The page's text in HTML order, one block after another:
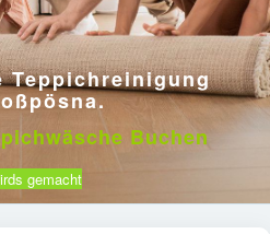
Buchen
Teppichreinigung
gemacht